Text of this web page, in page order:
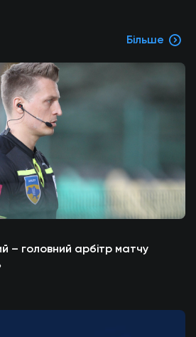
Більше
– головний арбітр матчу